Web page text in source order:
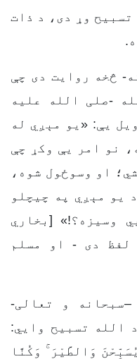
تسبیح وړ دی، د ذات
څخه روایت دی چې
-صلی الله علیه
یې: «يو مېږي له
نو امر یې وکړ چې
او وسوځول شوه،
يو مېږي په چیچلو
وسیزه؟!» [بخاري
لفظ دی - او مسلم
و تعالی-
الله تسبیح وایي:
وَالطَّيْرَ ۚ وَكُنَّا